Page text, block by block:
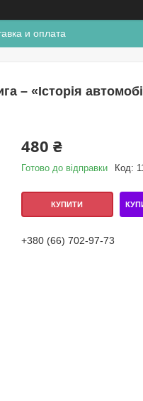
и оплата
– «Історія
480 ₴
Готово до відправки Код:
КУПИТИ
+380 (66) 702-97-73